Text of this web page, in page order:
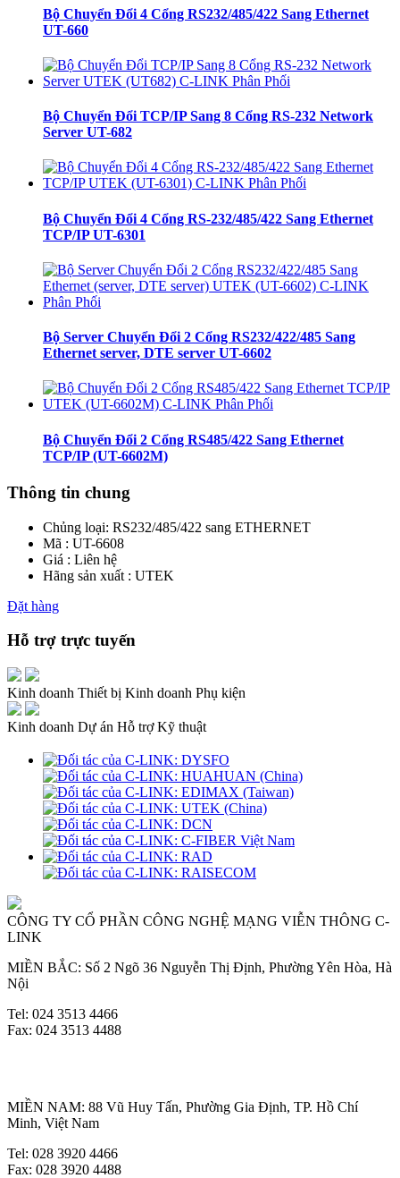
Bộ Chuyển Đổi 4 Cổng RS232/485/422 Sang Ethernet
UT-660
Bộ Chuyển Đổi TCP/IP Sang 8 Cổng RS-232 Network
Server UT-682
Bộ Chuyển Đổi 4 Cổng RS-232/485/422 Sang Ethernet
TCP/IP UT-6301
Bộ Server Chuyển Đổi 2 Cổng RS232/422/485 Sang
Ethernet server, DTE server UT-6602
Bộ Chuyển Đổi 2 Cổng RS485/422 Sang Ethernet
TCP/IP (UT-6602M)
Thông tin chung
Chủng loại: RS232/485/422 sang ETHERNET
Mã : UT-6608
Giá : Liên hệ
Hãng sản xuất : UTEK
Đặt hàng
Hỗ trợ trực tuyến
Kinh doanh Thiết bị Kinh doanh Phụ kiện
Kinh doanh Dự án Hỗ trợ Kỹ thuật
CÔNG TY CỔ PHẦN CÔNG NGHỆ MẠNG VIỄN THÔNG C-
LINK
MIỀN BẮC: Số 2 Ngõ 36 Nguyễn Thị Định, Phường Yên Hòa, Hà
Nội
Tel: 024 3513 4466
Fax: 024 3513 4488
MIỀN NAM: 88 Vũ Huy Tấn, Phường Gia Định, TP. Hồ Chí
Minh, Việt Nam
Tel: 028 3920 4466
Fax: 028 3920 4488